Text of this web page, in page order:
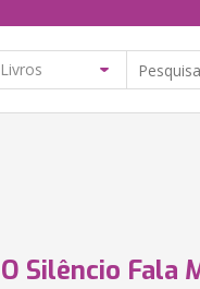
O Silêncio Fala